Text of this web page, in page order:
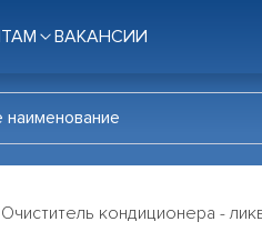
ВАКАНСИИ
Очиститель кондиционера -